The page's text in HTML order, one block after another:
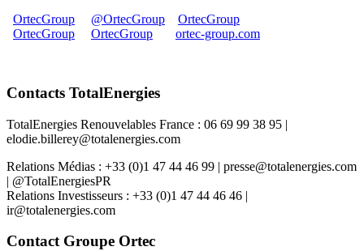
OrtecGroup
@OrtecGroup
OrtecGroup
OrtecGroup
OrtecGroup ortec-group.com
Contacts TotalEnergies
TotalEnergies Renouvelables France : 06 69 99 38 95 |
elodie.billerey@totalenergies.com
Relations Médias : +33 (0)1 47 44 46 99 | presse@totalenergies.com
| @TotalEnergiesPR
Relations Investisseurs : +33 (0)1 47 44 46 46 |
ir@totalenergies.com
Contact Groupe Ortec